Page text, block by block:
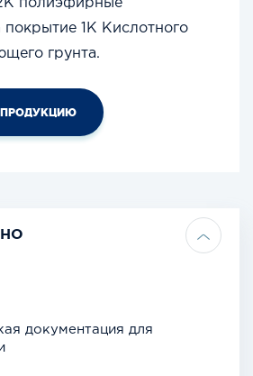
полиэфирные
покрытие 1К Кислотного
грунта.
ПРОДУКЦИЮ
документация для